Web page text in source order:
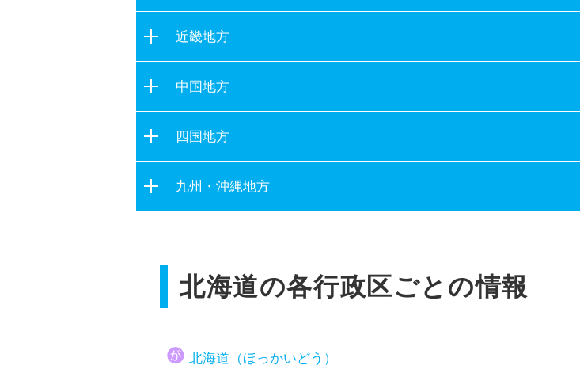
秋田県
山形県
福島県
群馬県
埼玉県
千葉県
東京都
神奈川県
新潟県
石川県
福井県
山梨県
長野県
岐阜県
三重県
近畿地方
滋賀県
大阪府
兵庫県
奈良県
和歌山県
中国地方
鳥取県
岡山県
広島県
四国地方
九州・沖縄地方
長崎県
宮崎県
北海道の各行政区ごとの情報
北海道（ほっかいどう）